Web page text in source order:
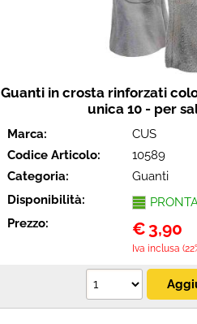
Guanti in crosta rinforzati
unica 10 - per
Marca:
CUS
Codice Articolo:
10589
Categoria:
Guanti
Disponibilità:
Prezzo:
€ 3,90
Iva inclusa